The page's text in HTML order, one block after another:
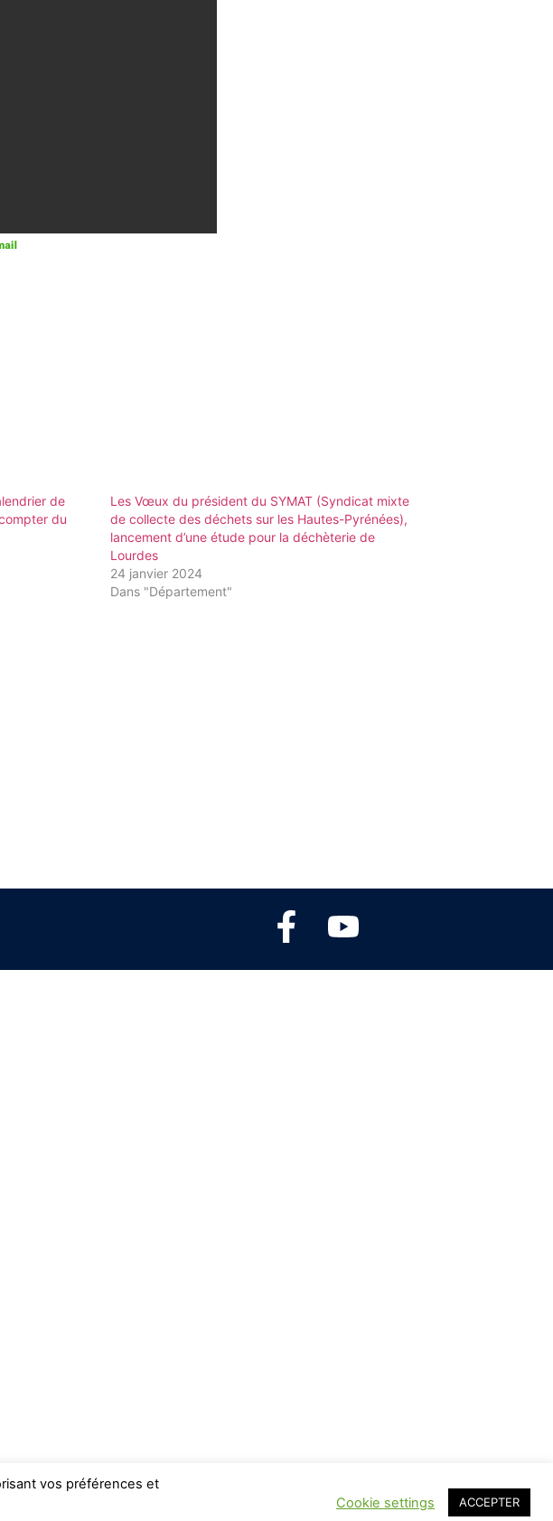
de
du
Les Vœux du président du SYMAT (Syndicat mixte
de collecte des déchets sur les Hautes-Pyrénées),
lancement d’une étude pour la déchèterie de
Lourdes
24 janvier 2024
Dans "Département"
vos préférences et
Cookie settings ACCEPTER